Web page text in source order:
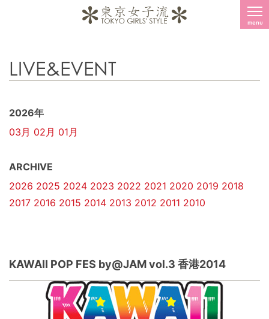
menu
LIVE&EVENT
2026年
03月 02月 01月
ARCHIVE
2026 2025 2024 2023 2022 2021 2020 2019 2018
2017 2016 2015 2014 2013 2012 2011 2010
KAWAII POP FES by@JAM vol.3 香港2014